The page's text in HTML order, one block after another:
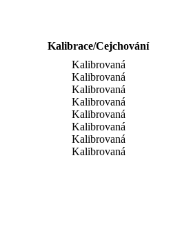
Kalibrace/Cejchování
Kalibrovaná
Kalibrovaná
Kalibrovaná
Kalibrovaná
Kalibrovaná
Kalibrovaná
Kalibrovaná
Kalibrovaná